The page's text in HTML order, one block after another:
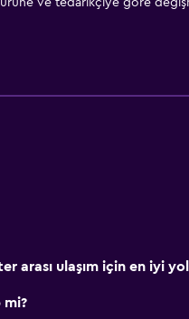
ve tedarikçiye göre
arası ulaşım için en iyi
mi?